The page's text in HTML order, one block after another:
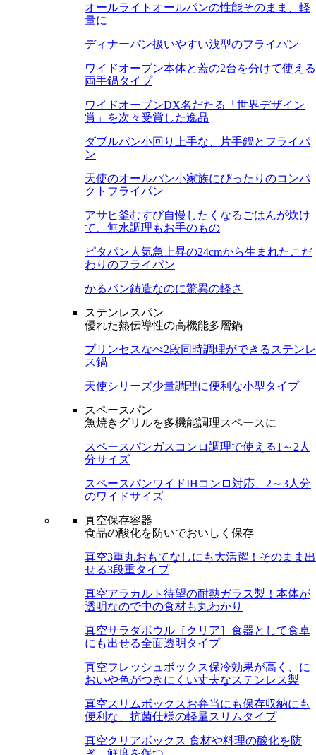
オールライト オールパンの性能そのまま、軽
量に
ディナーパン扱いやすい浅型のフライパン
ワイドオーブン本体と蓋の2台を分けて使える
両手鍋タイプ
ワイドオーブンDX名だたる「世界デザイン
賞」を次々受賞した逸品
ダブルパン小回り上手な、片手鍋とフライパ
ン
天使のオールパン小家族にぴったりのコンパ
クトフライパン
アサヒ釜むすび自慢したくなるごはんが炊け
て、無水調理もお手のもの
ピタパン 人気急上昇の24cmから生まれたこだ
わりのフライパン
かるパン鋳造なのに驚異の軽さ
ステンレスパン
優れた熱伝導性の高機能多層鍋
プリンセスなべ2段同時調理ができるステンレ
ス鍋
天使シリーズ少量調理に便利な小型タイプ
スペースパン
魚焼きグリルを多機能調理スペースに
スペースパンガスコンロ調理で使える1～2人
分サイズ
スペースパンワイドIHコンロ対応、2～3人分
のワイドサイズ
真空保存容器
食品の酸化を防いでおいしく保存
真空3重丸おもてなしにも大活躍！そのまま出
せる3段重タイプ
真空アラカルト 待望の耐熱ガラス製！本体が
透明なので中の食材も丸わかり
真空サラダボウル［クリア］ 食器として食卓
にも出せる全面透明タイプ
真空フレッシュボックス保冷効果が高く、に
おいや色がつきにくい丈夫なステンレス製
真空スリムボックスお弁当にも保存収納にも
便利な、抗菌仕様の軽量スリムタイプ
真空クリアボックス 食材や料理の酸化を防